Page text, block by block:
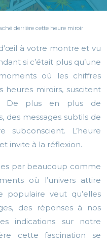
derrière cette heure miroir
à votre montre et vu
si c’était plus qu’une
où les chiffres
heures miroirs, suscitent
De plus en plus de
des messages subtils de
L’heure
invite à la réflexion.
par beaucoup comme
où l’univers attire
populaire veut qu’elles
des réponses à nos
indications sur notre
cette fascination se